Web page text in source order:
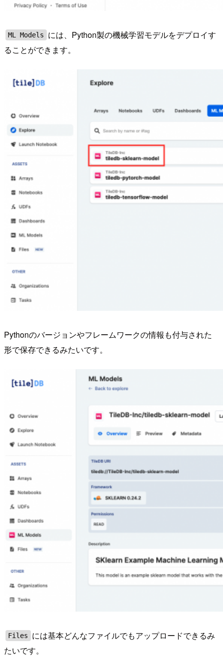
ML Models
には、Python製の機械学習モデルをデプロイす
ることができます。
Pythonのバージョンやフレームワークの情報も付与された
形で保存できるみたいです。
Files
には基本どんなファイルでもアップロードできるみ
たいです。